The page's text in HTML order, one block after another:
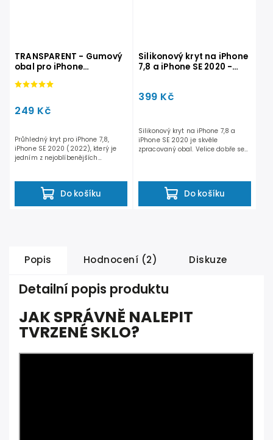
TRANSPARENT - Gumový
obal pro iPhone
249 Kč
Do košíku
Průhledný kryt pro iPhone 7,8,
iPhone SE 2020 (2022), který je
jedním z nejoblíbenějších
Silikonový kryt na iPhone
7,8 a iPhone SE 2020 -
399 Kč
Do košíku
Silikonový kryt na iPhone 7,8 a
iPhone SE 2020 je skvěle
zpracovaný obal. Velice dobře se
Popis Hodnocení (2) Diskuze
Detailní popis produktu
JAK SPRÁVNĚ NALEPIT
TVRZENÉ SKLO?